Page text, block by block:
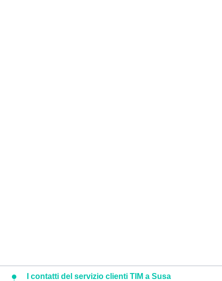
I contatti del servizio clienti TIM a Susa